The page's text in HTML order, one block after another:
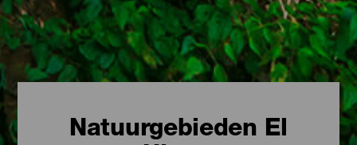
Natuurgebieden El